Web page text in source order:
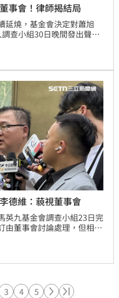
事會！律師揭結局
延燒，基金會決定對蕭旭
查小組30日晚間發出聲明
予譴責。對此，律師黃帝
德維：藐視董事會
英九基金會調查小組23日完
由董事會討論處理，但相關
長蕭旭岑、王光慈正式提
示，此案屬於馬英九基金會
非常遺憾。」
3 4 5